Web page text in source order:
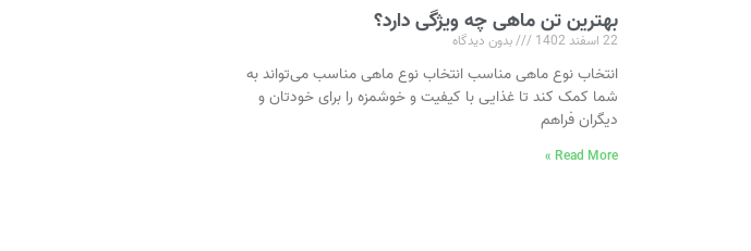
بهترین تن ماهی چه ویژگی دارد؟
22 اسفند 1402 بدون دیدگاه
انتخاب نوع ماهی مناسب انتخاب نوع ماهی مناسب می‌تواند به
شما کمک کند تا غذایی با کیفیت و خوشمزه را برای خودتان و
دیگران فراهم
Read More »